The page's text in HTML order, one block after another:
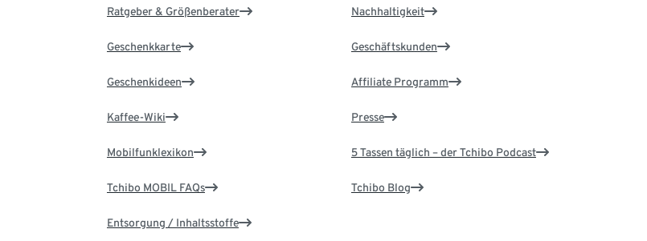
Ratgeber & Größenberater
Geschenkkarte
Geschenkideen
Kaffee-Wiki
Mobilfunklexikon
Tchibo MOBIL FAQs
Entsorgung / Inhaltsstoffe
Nachhaltigkeit
Geschäftskunden
Affiliate Programm
Presse
5 Tassen täglich – der Tchibo Podcast
Tchibo Blog